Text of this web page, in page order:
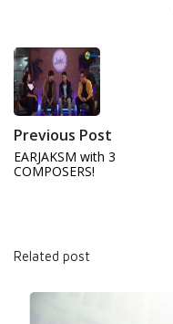
Previous Post
EARJAKSM with 3
COMPOSERS!
Related post